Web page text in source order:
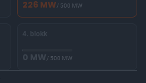
226 MW/ 500 MW
4. blokk
0 MW/ 500 MW